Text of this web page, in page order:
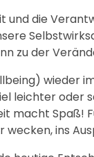
und die
zu der
wieder
leichter oder
macht Spaß!
wecken, ins